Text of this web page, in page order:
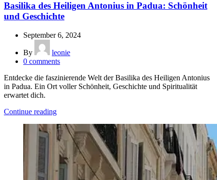
Basilika des Heiligen Antonius in Padua: Schönheit
und Geschichte
September 6, 2024
By
leonie
0 comments
Entdecke die faszinierende Welt der Basilika des Heiligen Antonius
in Padua. Ein Ort voller Schönheit, Geschichte und Spiritualität
erwartet dich.
Continue reading